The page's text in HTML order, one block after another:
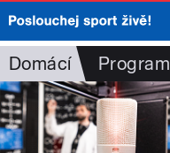
Domácí Program